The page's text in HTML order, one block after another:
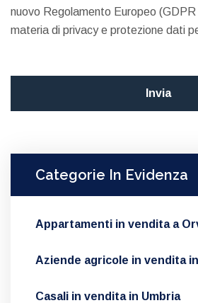
nuovo Regolamento Europeo
materia di privacy e protezione dati
Categorie In Evidenza
Appartamenti in vendita a
Aziende agricole in vendita
Casali in vendita in Umbria